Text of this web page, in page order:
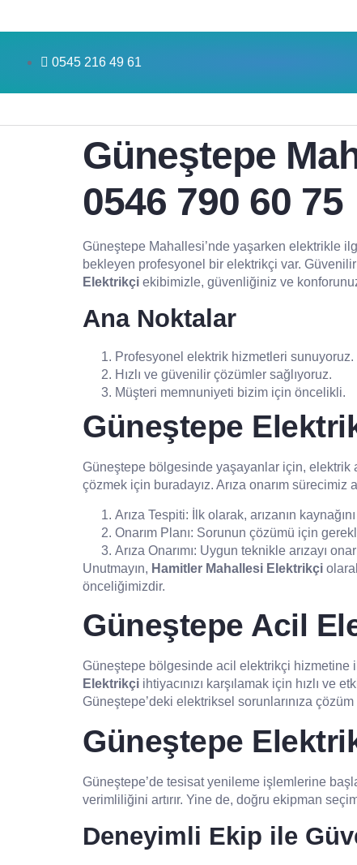
0545 216 49 61
Güneştepe
0546 790 60 75
Güneştepe Mahallesi’nde yaşarken elektrikle
bekleyen profesyonel bir elektrikçi var. Güvenilir
Elektrikçi ekibimizle, güvenliğiniz ve
Ana Noktalar
Profesyonel elektrik hizmetleri sunuyoruz.
Hızlı ve güvenilir çözümler sağlıyoruz.
Müşteri memnuniyeti bizim için öncelikli.
Güneştepe Elektrik
Güneştepe bölgesinde yaşayanlar için, elektrik
çözmek için buradayız. Arıza onarım sürecimiz
Arıza Tespiti: İlk olarak, arızanın
Onarım Planı: Sorunun çözümü için
Arıza Onarımı: Uygun teknikle arızayı
Unutmayın, Hamitler Mahallesi Elektrikçi
önceliğimizdir.
Güneştepe Acil
Güneştepe bölgesinde acil elektrikçi hizmetine
Elektrikçi ihtiyacınızı karşılamak için hızlı ve
Güneştepe’deki elektriksel sorunlarınıza
Güneştepe
Güneştepe’de tesisat yenileme işlemlerine
verimliliğini artırır. Yine de, doğru ekipman
Deneyimli Ekip ile